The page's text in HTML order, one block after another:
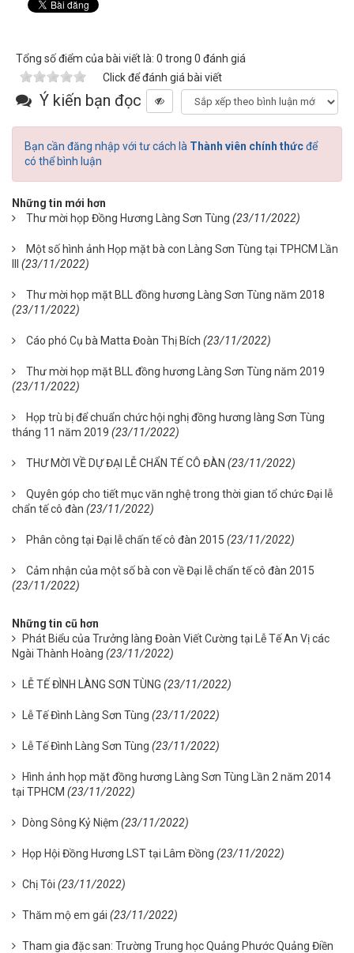
Tổng số điểm của bài viết là: 0 trong 0 đánh giá
Click để đánh giá bài viết
Ý kiến bạn đọc
Bạn cần đăng nhập với tư cách là Thành viên chính thứcđể
có thể bình luận
Những tin mới hơn
Thư mời họp Đồng Hương Làng Sơn Tùng (23/11/2022)
Một số hình ảnh Họp mặt bà con Làng Sơn Tùng tại TPHCM Lần
(23/11/2022)
Thư mời họp mặt BLL đồng hương Làng Sơn Tùng năm 2018
(23/11/2022)
Cáo phó Cụ bà Matta Đoàn Thị Bích (23/11/2022)
Thư mời họp mặt BLL đồng hương Làng Sơn Tùng năm 2019
(23/11/2022)
Họp trù bị để chuẩn chức hội nghị đồng hương làng Sơn Tùng
tháng 11 năm 2019 (23/11/2022)
THƯ MỜI VỀ DỰ ĐẠI LỄ CHẨN TẾ CÔ ĐÀN (23/11/2022)
Quyên góp cho tiết mục văn nghệ trong thời gian tổ chức Đại lễ
chẩn tế cô đàn (23/11/2022)
Phân công tại Đại lễ chấn tế cô đàn 2015 (23/11/2022)
Cảm nhận của một số bà con về Đại lễ chẩn tế cô đàn 2015
(23/11/2022)
Những tin cũ hơn
Phát Biểu của Trưởng làng Đoàn Viết Cường tại Lễ Tế An Vị các
Ngài Thành Hoàng (23/11/2022)
LỄ TẾ ĐÌNH LÀNG SƠN TÙNG (23/11/2022)
Lễ Tế Đình Làng Sơn Tùng (23/11/2022)
Lễ Tế Đình Làng Sơn Tùng (23/11/2022)
Hình ảnh họp mặt đồng hương Làng Sơn Tùng Lần 2 năm 2014
tại TPHCM (23/11/2022)
Dòng Sông Kỷ Niệm (23/11/2022)
Họp Hội Đồng Hương LST tại Lâm Đồng (23/11/2022)
Chị Tôi (23/11/2022)
Thăm mộ em gái (23/11/2022)
Tham gia đặc san: Trường Trung học Quảng Phước Quảng Điền